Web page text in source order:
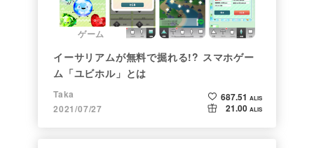
ゲーム
イーサリアムが無料で掘れる!? スマホゲー
ム「ユビホル」とは
Taka
2021/07/27
687.51 ALIS
21.00 ALIS